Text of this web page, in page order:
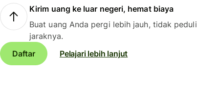
Kirim uang ke luar negeri, hemat biaya
Buat uang Anda pergi lebih jauh, tidak peduli
jaraknya.
Daftar
Pelajari lebih lanjut